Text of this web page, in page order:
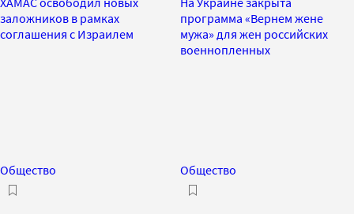
заложников в рамках
соглашения с Израилем
программа «Вернем жене
мужа» для жен российских
военнопленных
Общество Общество